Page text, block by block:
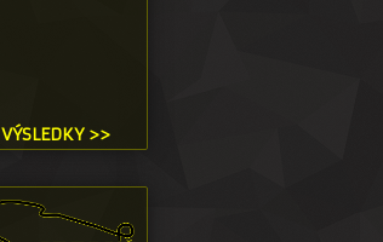
VÝSLEDKY >>